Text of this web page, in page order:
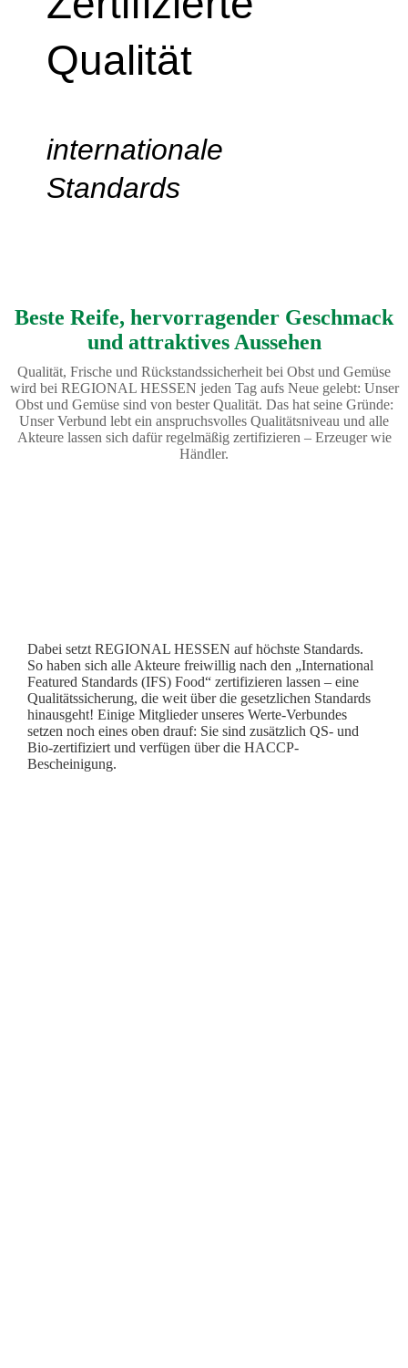
Qualität
internationale
Standards
Beste Reife, hervorragender Geschmack
und attraktives Aussehen
Qualität, Frische und Rückstandssicherheit bei Obst und Gemüse
wird bei REGIONAL HESSEN jeden Tag aufs Neue gelebt: Unser
Obst und Gemüse sind von bester Qualität. Das hat seine Gründe:
Unser Verbund lebt ein anspruchsvolles Qualitätsniveau und alle
Akteure lassen sich dafür regelmäßig zertifizieren – Erzeuger wie
Händler.
Dabei setzt REGIONAL HESSEN auf höchste Standards.
So haben sich alle Akteure freiwillig nach den „International
Featured Standards (IFS) Food“ zertifizieren lassen – eine
Qualitätssicherung, die weit über die gesetzlichen Standards
hinausgeht! Einige Mitglieder unseres Werte-Verbundes
setzen noch eines oben drauf: Sie sind zusätzlich QS- und
Bio-zertifiziert und verfügen über die HACCP-
Bescheinigung.